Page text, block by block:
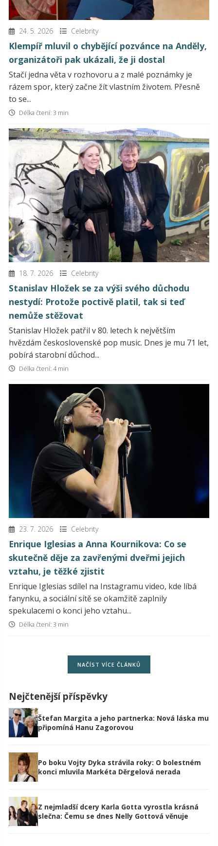
24. 5. 2026 Celebrity
Klempíř mluvil o chybějící pozvánce na Anděly,
organizátoři pak ukázali, že ji dostal
Stačí jedna věta v rozhovoru a z malé poznámky je
rázem spor, který začne žít vlastním životem. Přesně
to se...
Délka čtení: 3 min
18. 7. 2026 Celebrity
Stanislav Hložek se za výši svého důchodu
nestydí: Protože poctivě platil, tak si teď
nemůže stěžovat
Stanislav Hložek patřil v 80. letech k největším
hvězdám československé pop music. Dnes je mu 71 let,
pobírá starobní důchod...
Délka čtení: 4 min
23. 7. 2026 Celebrity
Enrique Iglesias a Anna Kournikova: Co se
skutečně děje za zavřenými dveřmi jejich
vztahu, je těžké zjistit
Enrique Iglesias sdílel na Instagramu video, kde líbá
fanynku, a sociální sítě se okamžitě zaplnily
spekulacemi o konci jeho vztahu...
Délka čtení: 3 min
NAČÍST VÍCE ČLÁNKŮ
Nejčtenější příspěvky
Štefan Margita a jeho partnerka: Nová láska mu
připomíná Hanu Zagorovou
Po boku Vojty Dyka strávila roky: O bolestném
konci mluvila Markéta Děrgelová nerada
Z nejmladší dcery Karla Gotta vyrostla krásná
slečna: Čemu se dnes Nelly Gottová věnuje